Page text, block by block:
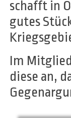
schafft in
gutes
Im
diese an,